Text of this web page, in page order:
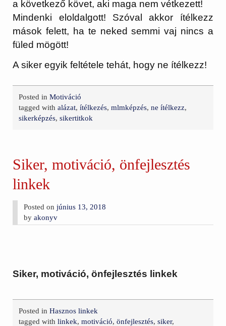
a következő követ, aki maga nem vétkezett!
Mindenki eloldalgott! Szóval akkor ítélkezz
mások felett, ha te neked semmi vaj nincs a
füled mögött!
A siker egyik feltétele tehát, hogy ne ítélkezz!
Posted inMotiváció
tagged withalázat,ítélkezés,mlmképzés,ne ítélkezz,
sikerképzés,sikertitkok
Siker, motiváció, önfejlesztés
linkek
Posted onjúnius 13, 2018
byakonyv
Siker, motiváció, önfejlesztés linkek
Posted inHasznos linkek
tagged withlinkek,motiváció,önfejlesztés,siker,